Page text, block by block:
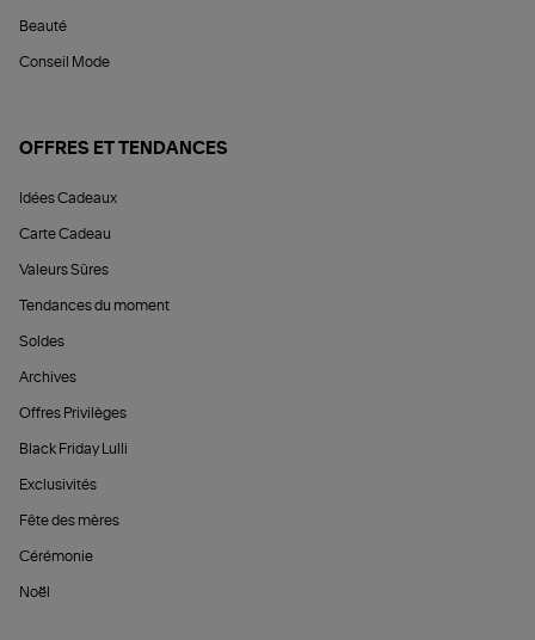
Beauté
Conseil Mode
OFFRES ET TENDANCES
Idées Cadeaux
Carte Cadeau
Valeurs Sûres
Tendances du moment
Soldes
Archives
Offres Privilèges
Black Friday Lulli
Exclusivités
Fête des mères
Cérémonie
Noël